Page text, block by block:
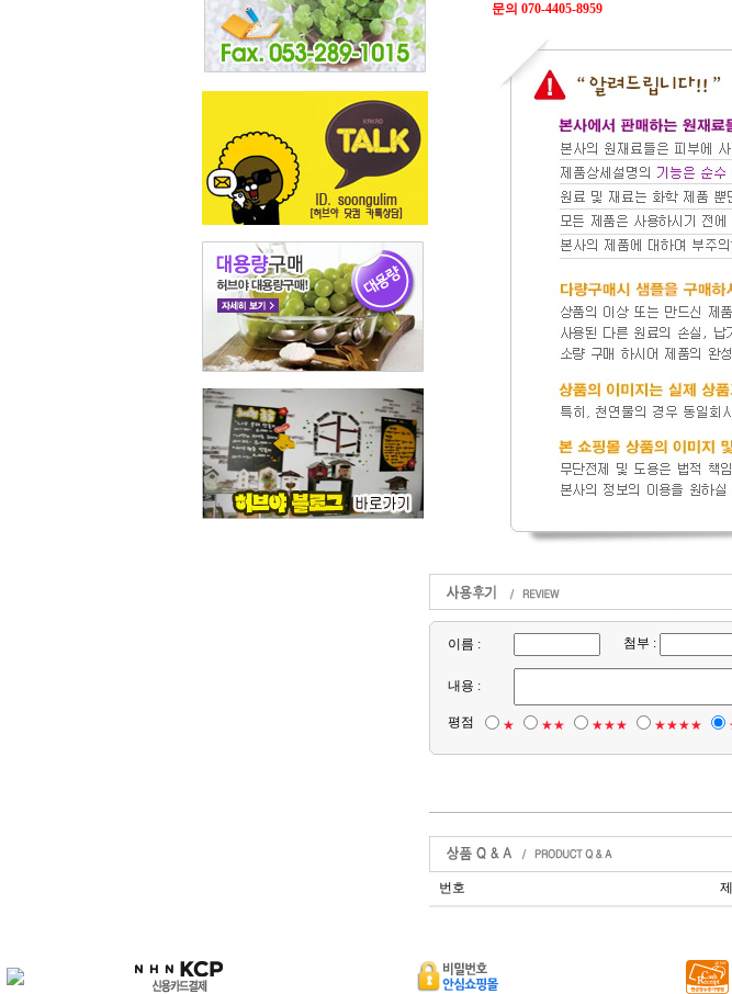
문의 070-4405-8959
이름 : 첨부 :
내용 :
평점 ★ ★★ ★★★ ★★★★
번호